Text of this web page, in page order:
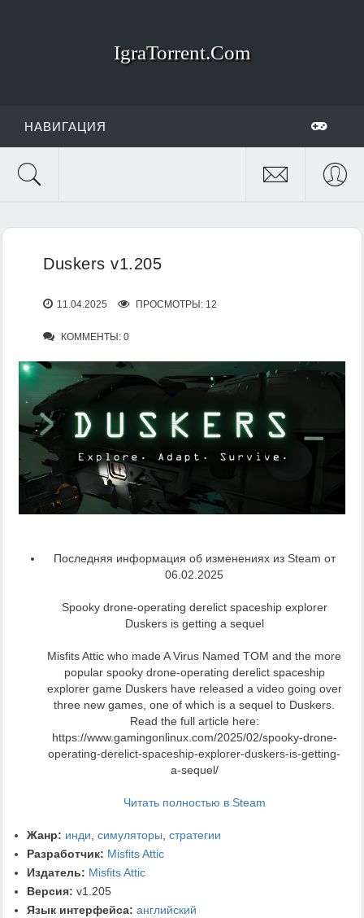
IgraTorrent.Com
НАВИГАЦИЯ
Duskers v1.205
11.04.2025 ПРОСМОТРЫ: 12
КОММЕНТЫ: 0
Последняя информация об изменениях из Steam от
06.02.2025
Spooky drone-operating derelict spaceship explorer
Duskers is getting a sequel
Misfits Attic who made A Virus Named TOM and the more
popular spooky drone-operating derelict spaceship
explorer game Duskers have released a video going over
three new games, one of which is a sequel to Duskers.
Read the full article here:
https://www.gamingonlinux.com/2025/02/spooky-drone-
operating-derelict-spaceship-explorer-duskers-is-getting-
a-sequel/
Читать полностью в Steam
Жанр: инди симуляторы стратегии
Разработчик: Misfits Attic
Издатель: Misfits Attic
Версия: v1.205
Язык интерфейса: английский